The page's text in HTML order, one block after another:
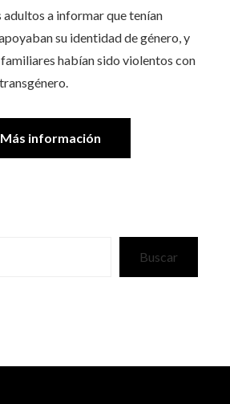
adultos a informar que tenían
su identidad de género, y
habían sido violentos con
Más información
Buscar